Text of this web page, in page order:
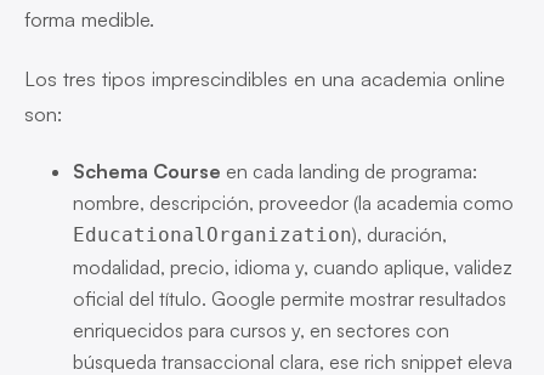
forma medible.
Los tres tipos imprescindibles en una academia online
son:
Schema Course en cada landing de programa:
nombre, descripción, proveedor (la academia como
EducationalOrganization), duración,
modalidad, precio, idioma y, cuando aplique, validez
oficial del título. Google permite mostrar resultados
enriquecidos para cursos y, en sectores con
búsqueda transaccional clara, ese rich snippet eleva